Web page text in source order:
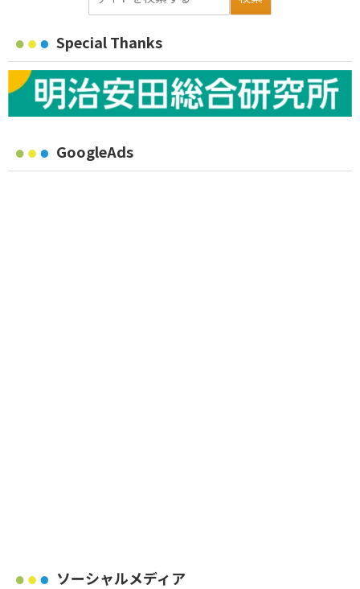
Special Thanks
GoogleAds
ソーシャルメディア